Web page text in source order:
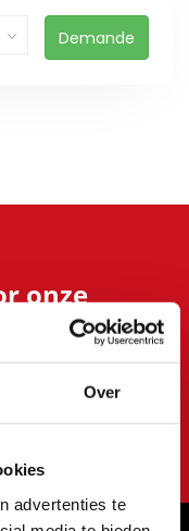
Over
advertenties te
Demande
onze
acties en
S'abonner